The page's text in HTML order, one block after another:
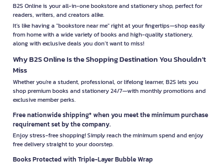
B2S Online is your all-in-one bookstore and stationery shop, perfect for
readers, writers, and creators alike.
It’s like having a "bookstore near me" right at your fingertips—shop easily
from home with a wide variety of books and high-quality stationery,
along with exclusive deals you don’t want to miss!
Why B2S Online Is the Shopping Destination You Shouldn’t
Miss
Whether you're a student, professional, or lifelong learner, B2S lets you
shop premium books and stationery 24/7—with monthly promotions and
exclusive member perks.
Free nationwide shipping* when you meet the minimum purchase
requirement set by the company.
Enjoy stress-free shopping! Simply reach the minimum spend and enjoy
free delivery straight to your doorstep.
Books Protected with Triple-Layer Bubble Wrap